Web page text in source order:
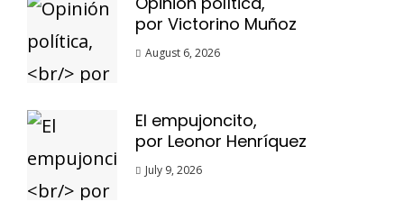
por Victorino Muñoz
August 6, 2026
El empujoncito,
por Leonor Henríquez
July 9, 2026